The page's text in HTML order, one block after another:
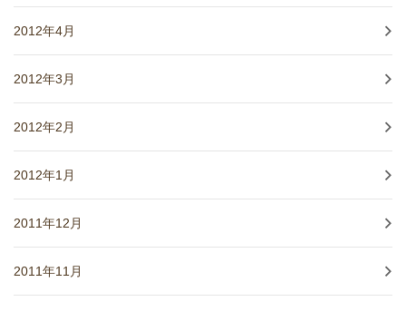
2012年4月
2012年3月
2012年2月
2012年1月
2011年12月
2011年11月